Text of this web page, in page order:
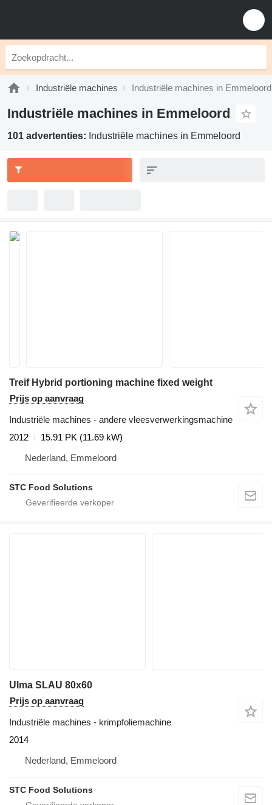
Industriële machines Industriële machines in Emmeloord
Industriële machines in Emmeloord
101 advertenties: Industriële machines in Emmeloord
Treif Hybrid portioning machine fixed weight
Prijs op aanvraag
Industriële machines - andere vleesverwerkingsmachine
2012
15.91 PK (11.69 kW)
Nederland, Emmeloord
STC Food Solutions
Ulma SLAU 80x60
Prijs op aanvraag
Industriële machines - krimpfoliemachine
2014
Nederland, Emmeloord
STC Food Solutions